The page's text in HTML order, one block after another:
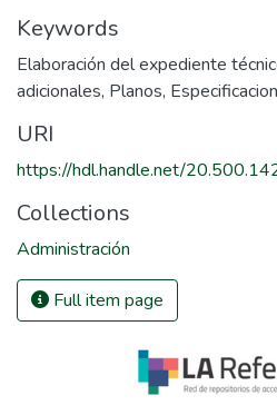
Keywords
Elaboración del expediente
adicionales, Planos,
URI
https://hdl.handle.net/
Collections
Administración
Full item page